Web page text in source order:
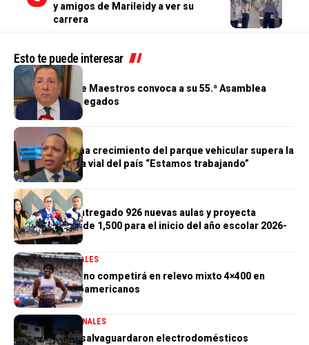
y amigos de Marileidy a ver su
carrera
Esto te puede interesar
GENERALES
Cooperativa de Maestros convoca a su 55.ª Asamblea
General de Delegados
GENERALES
Morrison afirma crecimiento del parque vehicular supera la
infraestructura vial del país “Estamos trabajando”
GENERALES
Gobierno ha entregado 926 nuevas aulas y proyecta
alcanzar meta de 1,500 para el inicio del año escolar 2026-
2027
DEPORTESGENERALES
Marileidy Paulino competirá en relevo mixto 4×400 en
Juegos Centroamericanos
GENERALES NACIONALES
PN aclara que salvaguardaron electrodomésticos